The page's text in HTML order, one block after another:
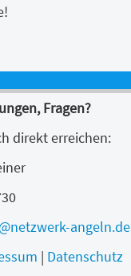
Fragen?
direkt erreichen:
angeln.de
| Datenschutz